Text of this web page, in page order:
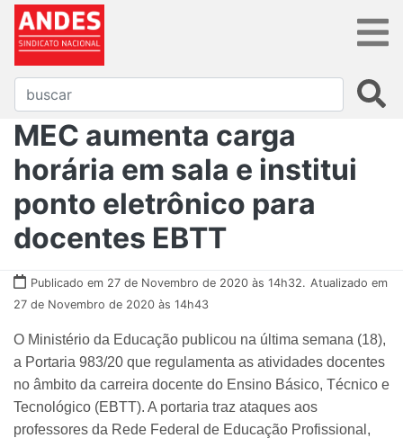
MEC aumenta carga
horária em sala e institui
ponto eletrônico para
docentes EBTT
Publicado em 27 de Novembro de 2020 às 14h32. Atualizado em
27 de Novembro de 2020 às 14h43
O Ministério da Educação publicou na última semana (18),
a Portaria 983/20 que regulamenta as atividades docentes
no âmbito da carreira docente do Ensino Básico, Técnico e
Tecnológico (EBTT). A portaria traz ataques aos
professores da Rede Federal de Educação Profissional,